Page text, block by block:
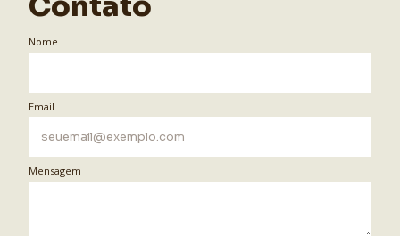
Nome
Email
Mensagem